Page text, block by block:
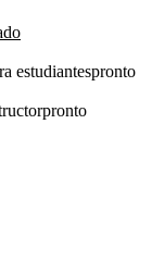
estudiantespronto
pronto